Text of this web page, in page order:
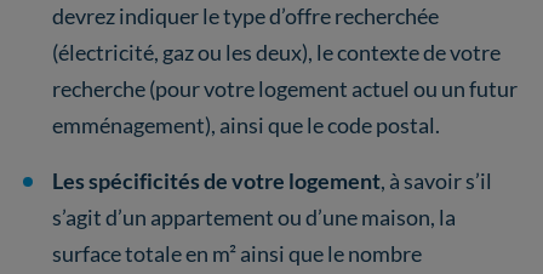
devrez indiquer le type d’offre recherchée
(électricité, gaz ou les deux), le contexte de votre
recherche (pour votre logement actuel ou un futur
emménagement), ainsi que le code postal.
Les spécificités de votre logement, à savoir s’il
s’agit d’un appartement ou d’une maison, la
surface totale en m² ainsi que le nombre